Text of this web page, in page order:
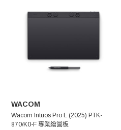
WACOM
Wacom Intuos Pro L (2025) PTK-
870/K0-F 專業繪圖板